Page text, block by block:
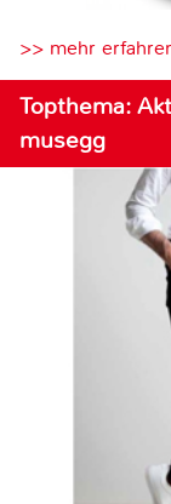
>> mehr
Topthema:
musegg